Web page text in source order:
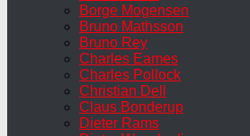
Borge Mogensen
Bruno Mathsson
Bruno Rey
Charles Eames
Charles Pollock
Christian Dell
Claus Bonderup
Dieter Rams